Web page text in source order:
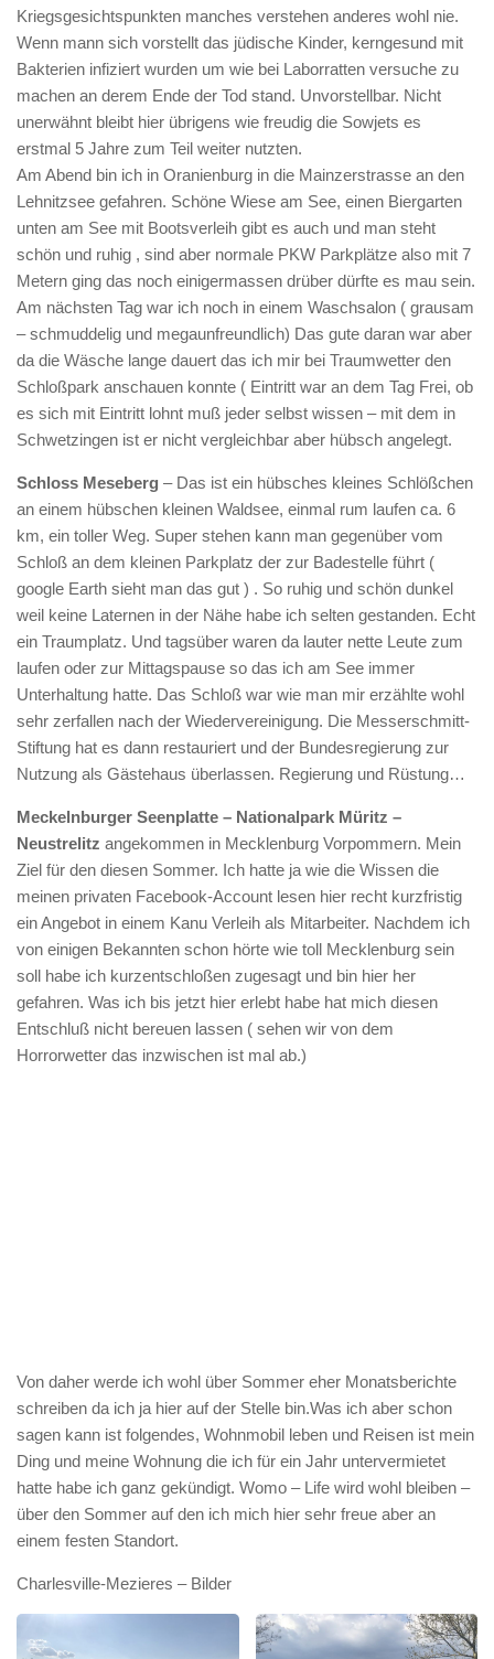
Kriegsgesichtspunkten manches verstehen anderes wohl nie.
Wenn mann sich vorstellt das jüdische Kinder, kerngesund mit
Bakterien infiziert wurden um wie bei Laborratten versuche zu
machen an derem Ende der Tod stand. Unvorstellbar. Nicht
unerwähnt bleibt hier übrigens wie freudig die Sowjets es
erstmal 5 Jahre zum Teil weiter nutzten.
Am Abend bin ich in Oranienburg in die Mainzerstrasse an den
Lehnitzsee gefahren. Schöne Wiese am See, einen Biergarten
unten am See mit Bootsverleih gibt es auch und man steht
schön und ruhig , sind aber normale PKW Parkplätze also mit 7
Metern ging das noch einigermassen drüber dürfte es mau sein.
Am nächsten Tag war ich noch in einem Waschsalon ( grausam
– schmuddelig und megaunfreundlich) Das gute daran war aber
da die Wäsche lange dauert das ich mir bei Traumwetter den
Schloßpark anschauen konnte ( Eintritt war an dem Tag Frei, ob
es sich mit Eintritt lohnt muß jeder selbst wissen – mit dem in
Schwetzingen ist er nicht vergleichbar aber hübsch angelegt.
Schloss Meseberg – Das ist ein hübsches kleines Schlößchen
an einem hübschen kleinen Waldsee, einmal rum laufen ca. 6
km, ein toller Weg. Super stehen kann man gegenüber vom
Schloß an dem kleinen Parkplatz der zur Badestelle führt (
google Earth sieht man das gut ) . So ruhig und schön dunkel
weil keine Laternen in der Nähe habe ich selten gestanden. Echt
ein Traumplatz. Und tagsüber waren da lauter nette Leute zum
laufen oder zur Mittagspause so das ich am See immer
Unterhaltung hatte. Das Schloß war wie man mir erzählte wohl
sehr zerfallen nach der Wiedervereinigung. Die Messerschmitt-
Stiftung hat es dann restauriert und der Bundesregierung zur
Nutzung als Gästehaus überlassen. Regierung und Rüstung…
Meckelnburger Seenplatte – Nationalpark Müritz –
Neustrelitz angekommen in Mecklenburg Vorpommern. Mein
Ziel für den diesen Sommer. Ich hatte ja wie die Wissen die
meinen privaten Facebook-Account lesen hier recht kurzfristig
ein Angebot in einem Kanu Verleih als Mitarbeiter. Nachdem ich
von einigen Bekannten schon hörte wie toll Mecklenburg sein
soll habe ich kurzentschloßen zugesagt und bin hier her
gefahren. Was ich bis jetzt hier erlebt habe hat mich diesen
Entschluß nicht bereuen lassen ( sehen wir von dem
Horrorwetter das inzwischen ist mal ab.)
Von daher werde ich wohl über Sommer eher Monatsberichte
schreiben da ich ja hier auf der Stelle bin.Was ich aber schon
sagen kann ist folgendes, Wohnmobil leben und Reisen ist mein
Ding und meine Wohnung die ich für ein Jahr untervermietet
hatte habe ich ganz gekündigt. Womo – Life wird wohl bleiben –
über den Sommer auf den ich mich hier sehr freue aber an
einem festen Standort.
Charlesville-Mezieres – Bilder